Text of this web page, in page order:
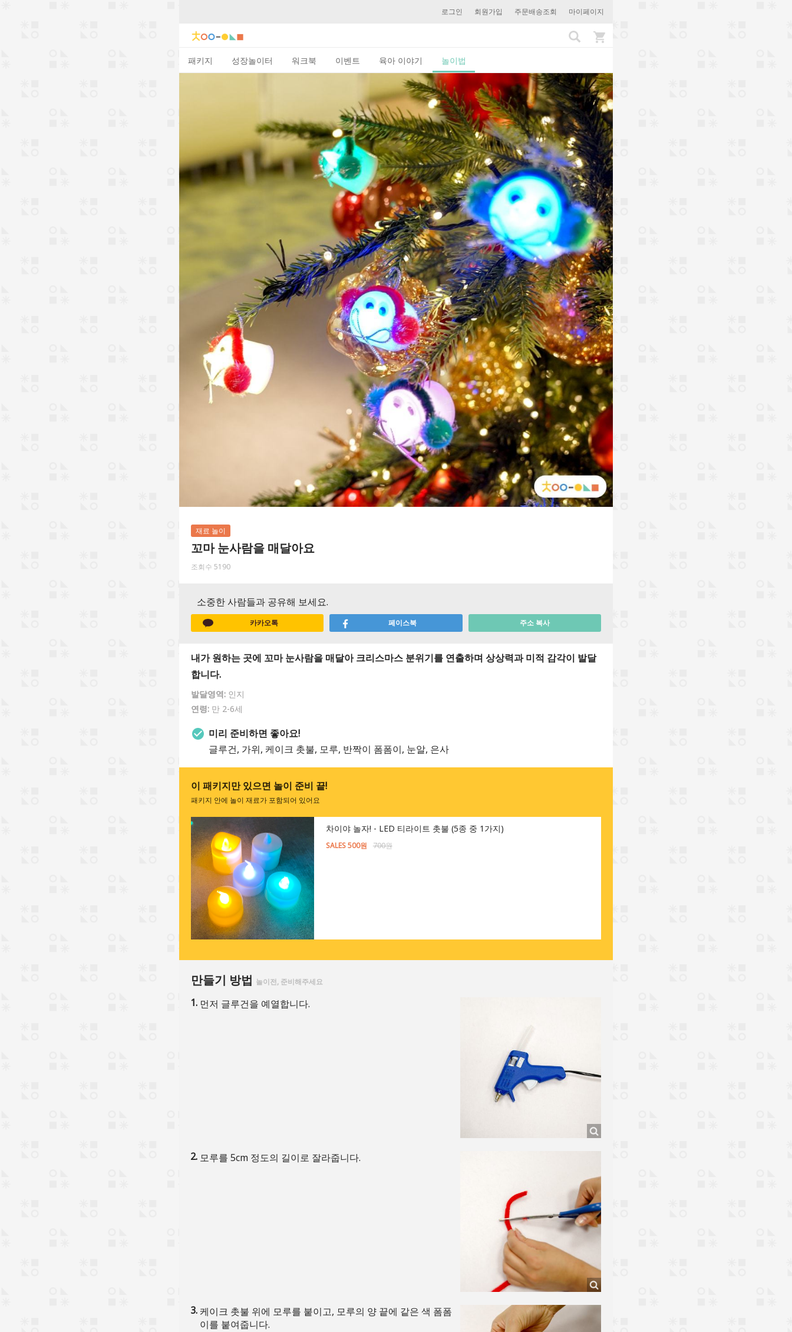
로그인 회원가입 주문배송조회 마이페이지
패키지 성장놀이터 워크북 이벤트 육아 이야기 놀이법
재료 놀이
꼬마 눈사람을 매달아요
조회수 5190
소중한 사람들과 공유해 보세요.
카카오톡 페이스북 주소 복사
내가 원하는 곳에 꼬마 눈사람을 매달아 크리스마스 분위기를 연출하며 상상력과 미적 감각이 발달
합니다.
발달영역: 인지
연령: 만 2-6세
미리 준비하면 좋아요!
글루건, 가위, 케이크 촛불, 모루, 반짝이 폼폼이, 눈알, 은사
이 패키지만 있으면 놀이 준비 끝!
패키지 안에 놀이 재료가 포함되어 있어요
차이야 놀자! - LED 티라이트 촛불 (5종 중 1가지)
SALES 500원 700원
만들기 방법 놀이전, 준비해주세요
먼저 글루건을 예열합니다.
모루를 5cm 정도의 길이로 잘라줍니다.
케이크 촛불 위에 모루를 붙이고, 모루의 양 끝에 같은 색 폼폼
이를 붙여줍니다.